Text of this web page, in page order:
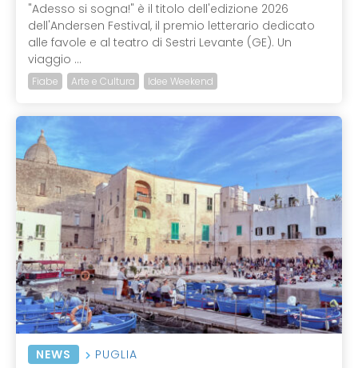
"Adesso si sogna!" è il titolo dell'edizione 2026
dell'Andersen Festival, il premio letterario dedicato
alle favole e al teatro di Sestri Levante (GE). Un
viaggio ...
Fiabe Arte e Cultura Idee Weekend
NEWS PUGLIA